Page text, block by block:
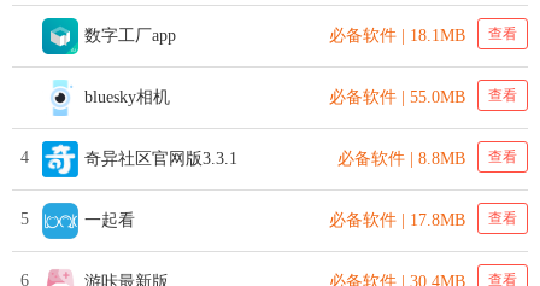
数字工厂app 必备软件 | 18.1MB 查看
bluesky相机 必备软件 | 55.0MB 查看
4 奇异社区官网版3.3.1 必备软件 | 8.8MB 查看
5 一起看 必备软件 | 17.8MB 查看
6 游咔最新版 必备软件 | 30.4MB 查看